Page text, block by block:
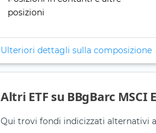
posizioni
Ulteriori dettagli sulla composizione
Altri ETF su BBgBarc MSCI
Qui trovi fondi indicizzati alternativi a